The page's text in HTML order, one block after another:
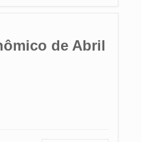
de Abril